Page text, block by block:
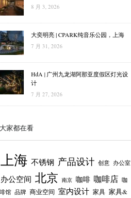
8 月 3, 2026
大奕明亮 | CPARK纯音乐公园，上海
7 月 31, 2026
HdA | 广州九龙湖阿那亚度假区灯光设
计
7 月 27, 2026
家都在看
上海 不锈钢 产品设计 创意 办公室
办公空间 北京 南京 咖啡 咖啡店 咖
馆 品牌 商业空间 室内设计 家具 家具&